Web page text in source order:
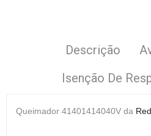
Descrição
Isenção De
Queimador 41401414040V da Red